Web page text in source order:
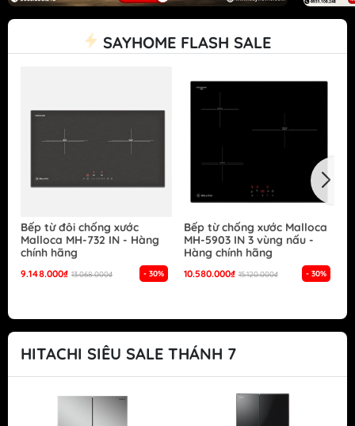
SAYHOME FLASH SALE
- 30%
Bếp từ đôi chống xước
Malloca MH-732 IN - Hàng
chính hãng
9.148.000₫ 13.068.000₫ - 30%
Bếp từ chống xước Malloca
MH-5903 IN 3 vùng nấu -
Hàng chính hãng
10.580.000₫ 15.120.000₫
HITACHI SIÊU SALE THÁNH 7